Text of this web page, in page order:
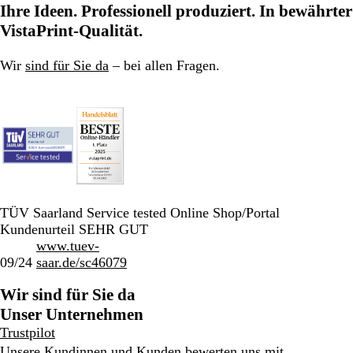
Ihre Ideen. Professionell produziert. In bewährter
VistaPrint-Qualität.
Wir sind für Sie da – bei allen Fragen.
TÜV Saarland Service tested Online Shop/Portal
Kundenurteil SEHR GUT
09/24
www.tuev-
saar.de/sc46079
Wir sind für Sie da
Unser Unternehmen
Trustpilot